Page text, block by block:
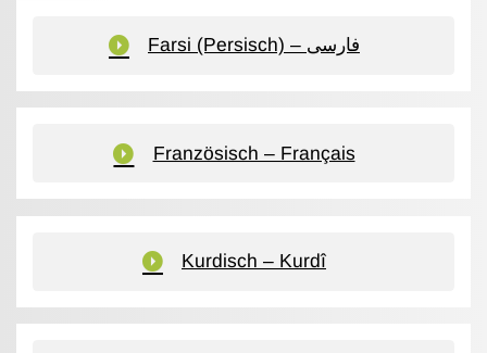
Farsi (Persisch) – فارسی
Französisch – Français
Kurdisch – Kurdî